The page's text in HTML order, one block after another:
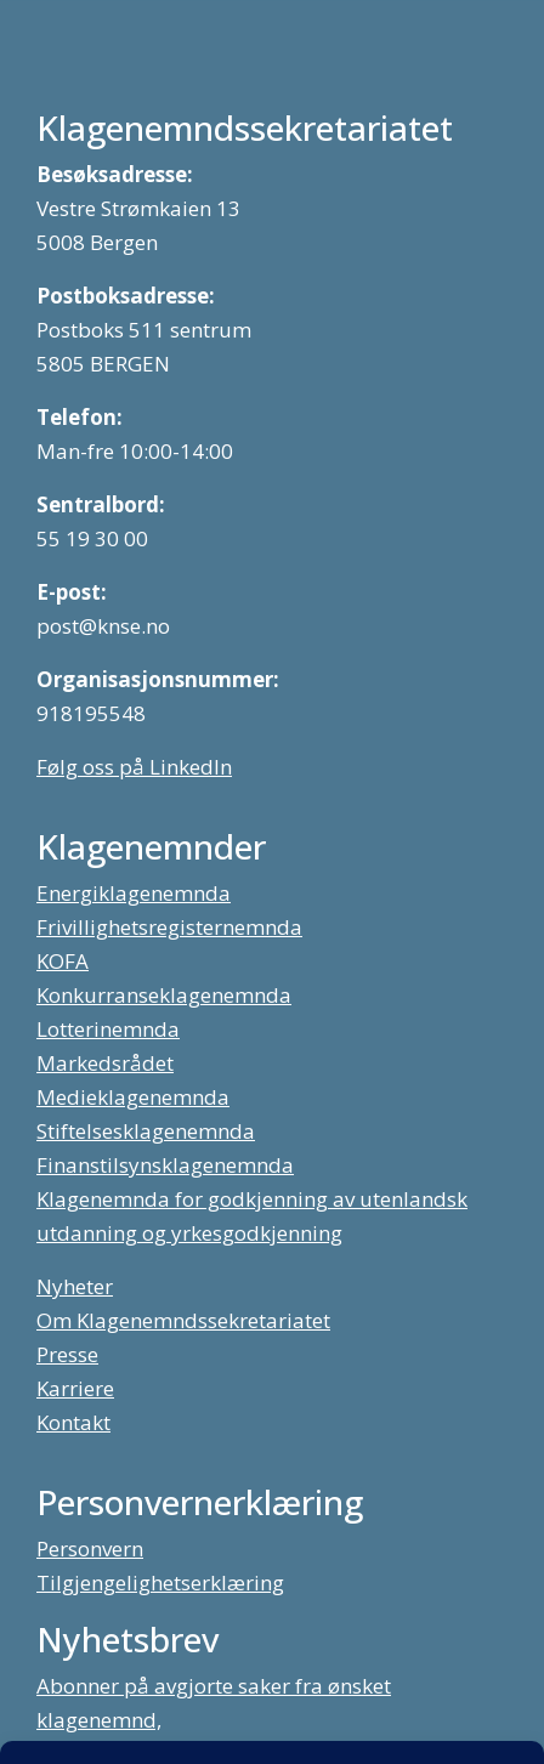
Klagenemndssekretariatet
Besøksadresse:
Vestre Strømkaien 13
5008 Bergen
Postboksadresse:
Postboks 511 sentrum
5805 BERGEN
Telefon:
Man-fre 10:00-14:00
Sentralbord:
55 19 30 00
E-post:
post@knse.no
Organisasjonsnummer:
918195548
Følg oss på LinkedIn
Klagenemnder
Energiklagenemnda
Frivillighetsregisternemnda
KOFA
Konkurranseklagenemnda
Lotterinemnda
Markedsrådet
Medieklagenemnda
Stiftelsesklagenemnda
Finanstilsynsklagenemnda
Klagenemnda for godkjenning av utenlandsk
utdanning og yrkesgodkjenning
Nyheter
Om Klagenemndssekretariatet
Presse
Karriere
Kontakt
Personvernerklæring
Personvern
Tilgjengelighetserklæring
Nyhetsbrev
Abonner på avgjorte saker fra ønsket
klagenemnd,